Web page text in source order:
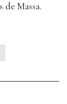
de Massa.